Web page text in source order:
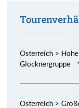
Österreich >
Glocknergruppe
Österreich >